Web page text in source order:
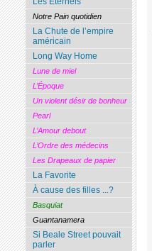
Notre Pain quotidien
La Chute de l’empire
américain
Long Way Home
Lune de miel
L’Époque
Un violent désir de bonheur
Pearl
L’Amour debout
L’Ordre des médecins
Les Drapeaux de papier
La Favorite
À cause des filles ...?
Basquiat
Guantanamera
Si Beale Street pouvait
parler